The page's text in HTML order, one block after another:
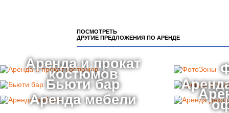
ПОСМОТРЕТЬ
ДРУГИЕ ПРЕДЛОЖЕНИЯ ПО АРЕНДЕ
Аренда и прокат
костюмов
Бьюти бар
Аренда мебели